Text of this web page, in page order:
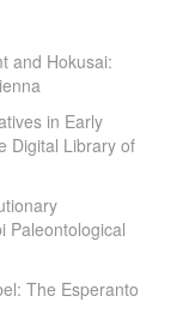
and Hokusai:
in Early
Digital Library of
Paleontological
The Esperanto